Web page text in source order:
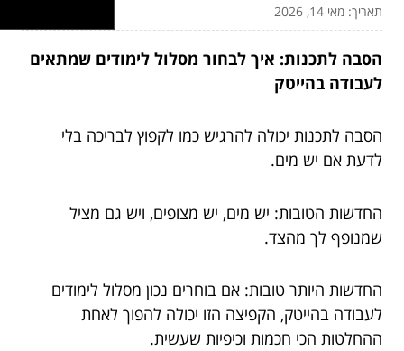
תאריך: מאי 14, 2026
הסבה לתכנות: איך לבחור מסלול לימודים שמתאים
לעבודה בהייטק
הסבה לתכנות יכולה להרגיש כמו לקפוץ לבריכה בלי
לדעת אם יש מים.
החדשות הטובות: יש מים, יש מצופים, ויש גם מציל
שמנופף לך מהצד.
החדשות היותר טובות: אם בוחרים נכון מסלול לימודים
לעבודה בהייטק, הקפיצה הזו יכולה להפוך לאחת
ההחלטות הכי חכמות וכיפיות שעשית.